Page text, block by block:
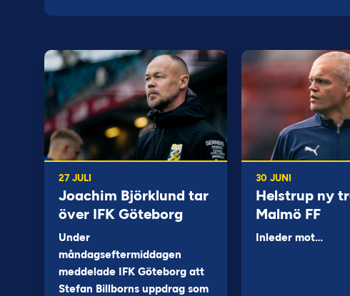
27 JULI
Joachim Björklund tar
över IFK Göteborg
Under
måndagseftermiddagen
meddelade IFK Göteborg att
Stefan Billborns uppdrag som
30 JUNI
Helstrup ny
Malmö FF
Inleder mot…